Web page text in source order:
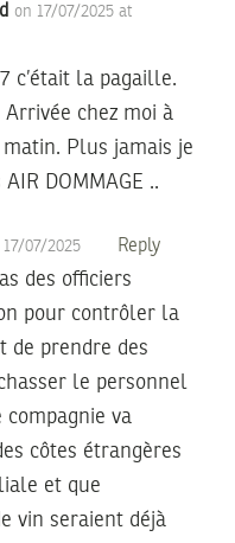
on 17/07/2025 at
c’était la pagaille.
chez moi à
Plus jamais je
DOMMAGE ..
07/2025 Reply
des officiers
pour contrôler la
de prendre des
le personnel
va
côtes étrangères
et que
vin seraient déjà